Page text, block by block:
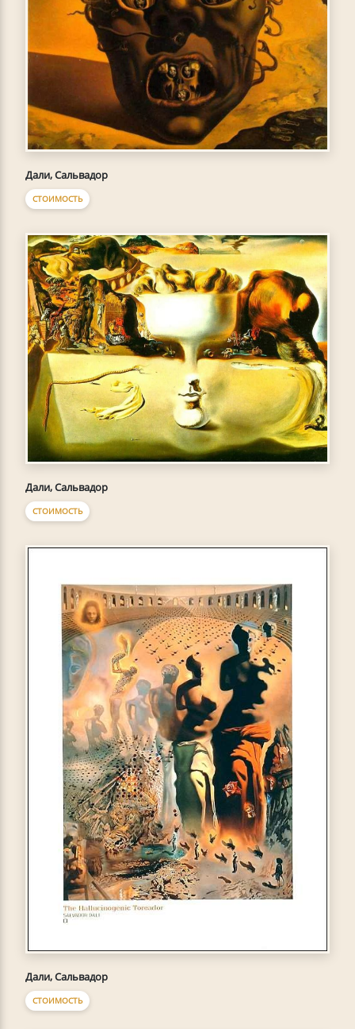
Дали, Сальвадор
СТОИМОСТЬ
Дали, Сальвадор
СТОИМОСТЬ
Дали, Сальвадор
СТОИМОСТЬ